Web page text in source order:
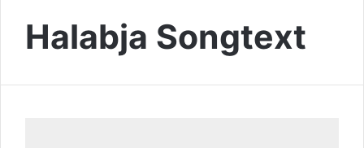
Halabja Songtext